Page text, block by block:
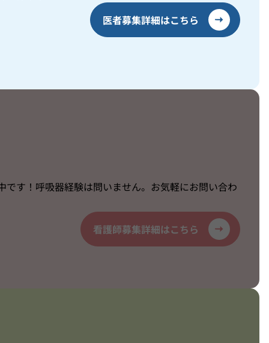
医者募集詳細はこちら
す！呼吸器経験は問いません。お気軽にお問い合わ
看護師募集詳細はこちら